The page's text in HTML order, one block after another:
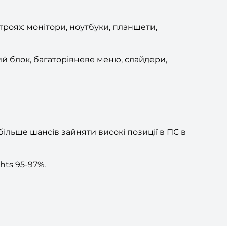
монітори, ноутбуки, планшети,
блок, багаторівневе меню, слайдери,
шансів зайняти високі позиції в ПС в
95-97%.